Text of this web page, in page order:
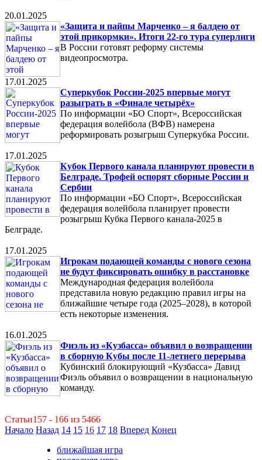
20.01.2025
«Защита и пайпы Марченко – я балдею от
этой прикормки». Итоги 22-го тура суперлиги
В России готовят реформу системы
видеопросмотра.
17.01.2025
Суперкубок России-2025 впервые могут
разыграть в «Финале четырёх»
По информации «БО Спорт», Всероссийская
федерация волейбола (ВФВ) намерена
реформировать розыгрыш Суперкубка России.
17.01.2025
Кубок Первого канала планируют провести в
Белграде. Трофей оспорят сборные России и
Сербии
По информации «БО Спорт», Всероссийская
федерация волейбола планирует провести
розыгрыш Кубка Первого канала-2025 в
Белграде.
17.01.2025
Игрокам подающей команды с нового сезона
не будут фиксировать ошибку в расстановке
Международная федерация волейбола
представила новую редакцию правил игры на
ближайшие четыре года (2025–2028), в которой
есть некоторые изменения.
16.01.2025
Фиэль из «Кузбасса» объявил о возвращении
в сборную Кубы после 11-летнего перерыва
Кубинский блокирующий «Кузбасса» Давид
Фиэль объявил о возвращении в национальную
команду.
Статьи157 - 166 из 5466
Начало Назад 14 15 16 17 18 Вперед Конец
ближайшая игра